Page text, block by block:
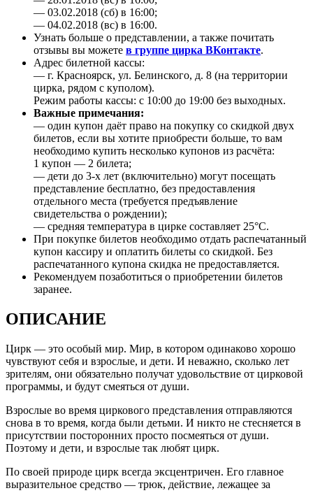
— 03.02.2018 (сб) в 16:00;
— 04.02.2018 (вс) в 16:00.
Узнать больше о представлении, а также почитать
отзывы вы можете в группе цирка ВКонтакте.
Адрес билетной кассы:
— г. Красноярск, ул. Белинского, д. 8 (на территории
цирка, рядом с куполом).
Режим работы кассы: с 10:00 до 19:00 без выходных.
Важные примечания:
— один купон даёт право на покупку со скидкой двух
билетов, если вы хотите приобрести больше, то вам
необходимо купить несколько купонов из расчёта:
1 купон — 2 билета;
— дети до 3-х лет (включительно) могут посещать
представление бесплатно, без предоставления
отдельного места (требуется предъявление
свидетельства о рождении);
— средняя температура в цирке составляет 25°C.
При покупке билетов необходимо отдать распечатанный
купон кассиру и оплатить билеты со скидкой. Без
распечатанного купона скидка не предоставляется.
Рекомендуем позаботиться о приобретении билетов
заранее.
ОПИСАНИЕ
Цирк — это особый мир. Мир, в котором одинаково хорошо
чувствуют себя и взрослые, и дети. И неважно, сколько лет
зрителям, они обязательно получат удовольствие от цирковой
программы, и будут смеяться от души.
Взрослые во время циркового представления отправляются
снова в то время, когда были детьми. И никто не стесняется в
присутствии посторонних просто посмеяться от души.
Поэтому и дети, и взрослые так любят цирк.
По своей природе цирк всегда эксцентричен. Его главное
выразительное средство — трюк, действие, лежащее за